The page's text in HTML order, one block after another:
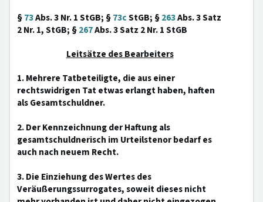
§73Abs. 3 Nr. 1 StGB; §73cStGB; §263Abs. 3 Satz
2 Nr. 1, StGB; §267Abs. 3 Satz 2 Nr. 1 StGB
Leitsätze des Bearbeiters
1. Mehrere Tatbeteiligte, die aus einer
rechtswidrigen Tat etwas erlangt haben, haften
als Gesamtschuldner.
2. Der Kennzeichnung der Haftung als
gesamtschuldnerisch im Urteilstenor bedarf es
auch nach neuem Recht.
3. Die Einziehung des Wertes des
Veräußerungssurrogates, soweit dieses nicht